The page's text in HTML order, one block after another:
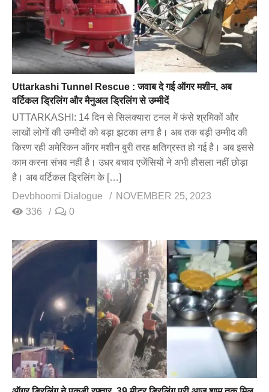
Uttarkashi Tunnel Rescue : जवाब दे गई ऑगर मशीन, अब
वर्टिकल ड्रिलिंग और मैनुअल ड्रिलिंग से उम्मीदें
UTTARKASHI: 14 दिन से सिलक्यारा टनल में फंसे श्रमिकों और
लाखों लोगों की उम्मीदों को बड़ा झटका लगा है। अब तक बड़ी उम्मीद की
किरण रही अमेरिकन ऑगर मशीन बुरी तरह क्षतिग्रस्त हो गई है। अब इससे
काम करना संभव नहीं है। उधर बचाव एजेंसियों ने अभी हौसला नहीं छोड़ा
है। अब वर्टिकल ड्रिलिंग के […]
Devbhoomi Dialogue
NOVEMBER 25, 2023
336
0